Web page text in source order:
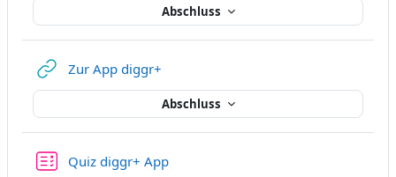
Abschluss
Zur App diggr+
Abschluss
Quiz diggr+ AppTest